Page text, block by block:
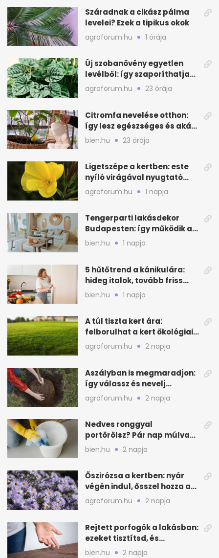
Száradnak a cikász pálma
levelei? Ezek a tipikus okok
agroforum.hu 1 órája
Új szobanövény egyetlen
levélből: így szaporíthatja
egyszerűen
agroforum.hu 23 órája
Citromfa nevelése otthon:
így lesz egészséges és akár
termő is
bien.hu 23 órája
Ligetszépe a kertben: este
nyíló virágával nyugtató
látvány
agroforum.hu 1 napja
Tengerparti lakásdekor
Budapesten: így működik a
kagylós, homokszínű trend
bien.hu 1 napja
5 hűtőtrend a kánikulára:
hideg italok, tovább friss
alapanyagok
bien.hu 1 napja
A túl tiszta kert ára:
felborulhat a kert ökológiai
egyensúlya
agroforum.hu 2 napja
Aszályban is megmaradjon:
így válassz és nevelj
gyümölcsfát
agroforum.hu 2 napja
Nedves ronggyal
portörölsz? Pár nap múlva
ezért porosodik vissza a
bien.hu 2 napja
Őszirózsa a kertben: nyár
végén indul, ősszel hozza a
színét
agroforum.hu 2 napja
Rejtett porfogók a lakásban:
ezeket tisztítsd, és
ritkábban porolhatsz
bien.hu 2 napja